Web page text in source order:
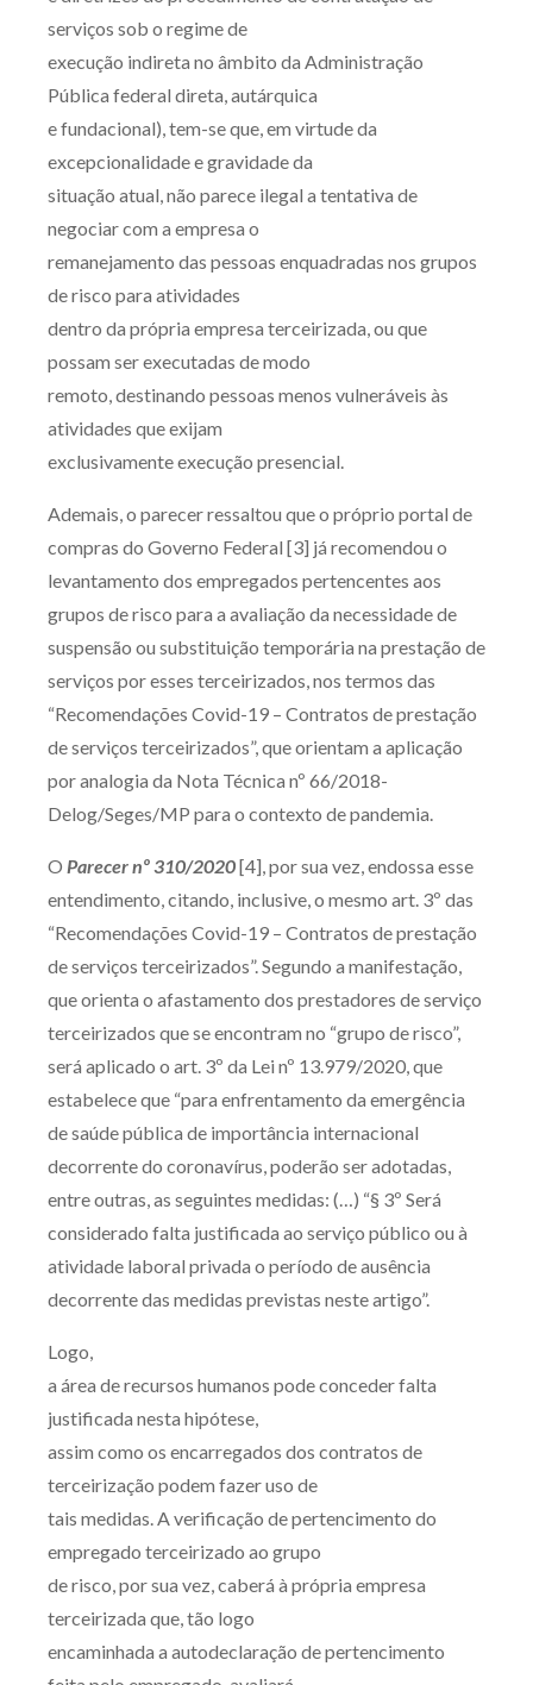
serviços sob o regime de
execução indireta no âmbito da Administração
Pública federal direta, autárquica
e fundacional), tem-se que, em virtude da
excepcionalidade e gravidade da
situação atual, não parece ilegal a tentativa de
negociar com a empresa o
remanejamento das pessoas enquadradas nos grupos
de risco para atividades
dentro da própria empresa terceirizada, ou que
possam ser executadas de modo
remoto, destinando pessoas menos vulneráveis às
atividades que exijam
exclusivamente execução presencial.
Ademais, o parecer ressaltou que o próprio portal de
compras do Governo Federal [3] já recomendou o
levantamento dos empregados pertencentes aos
grupos de risco para a avaliação da necessidade de
suspensão ou substituição temporária na prestação de
serviços por esses terceirizados, nos termos das
“Recomendações Covid-19 – Contratos de prestação
de serviços terceirizados”, que orientam a aplicação
por analogia da Nota Técnica nº 66/2018-
Delog/Seges/MP para o contexto de pandemia.
O Parecer nº 310/2020[4], por sua vez, endossa esse
entendimento, citando, inclusive, o mesmo art. 3º das
“Recomendações Covid-19 – Contratos de prestação
de serviços terceirizados”. Segundo a manifestação,
que orienta o afastamento dos prestadores de serviço
terceirizados que se encontram no “grupo de risco”,
será aplicado o art. 3º da Lei nº 13.979/2020, que
estabelece que “para enfrentamento da emergência
de saúde pública de importância internacional
decorrente do coronavírus, poderão ser adotadas,
entre outras, as seguintes medidas: (…) “§ 3º Será
considerado falta justificada ao serviço público ou à
atividade laboral privada o período de ausência
decorrente das medidas previstas neste artigo”.
Logo,
a área de recursos humanos pode conceder falta
justificada nesta hipótese,
assim como os encarregados dos contratos de
terceirização podem fazer uso de
tais medidas. A verificação de pertencimento do
empregado terceirizado ao grupo
de risco, por sua vez, caberá à própria empresa
terceirizada que, tão logo
encaminhada a autodeclaração de pertencimento